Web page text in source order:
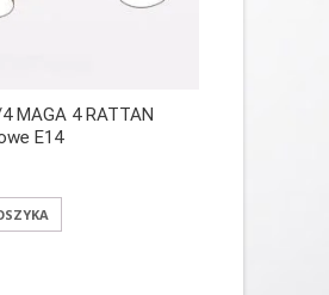
MAGA 4 RATTAN
E14